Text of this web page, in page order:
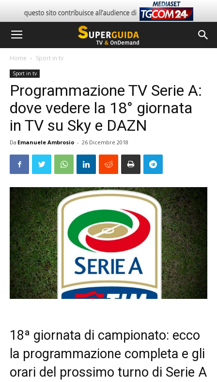
Home Sport in tv
Sport in tv
Programmazione TV Serie A:
dove vedere la 18° giornata
in TV su Sky e DAZN
Da Emanuele Ambrosio - 26 Dicembre 2018
18ª giornata di campionato: ecco
la programmazione completa e gli
orari del prossimo turno di Serie A